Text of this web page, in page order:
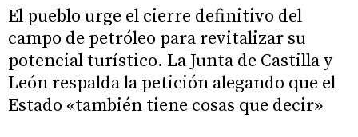
El pueblo urge el cierre definitivo del
campo de petróleo para revitalizar su
potencial turístico. La Junta de Castilla y
León respalda la petición alegando que el
Estado «también tiene cosas que decir»